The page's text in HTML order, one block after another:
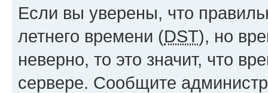
Если вы уверены, что
летнего времени (DST), но
неверно, то это значит, что
сервере. Сообщите